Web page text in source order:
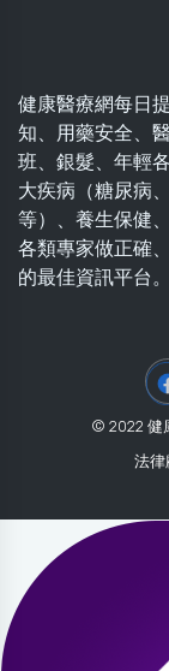
健康醫療網每日
知、用藥安全、
班、銀髮、年輕
大疾病（糖尿病
等）、養生保健
各類專家做正確
的最佳資訊平台。
© 2022 健
法律